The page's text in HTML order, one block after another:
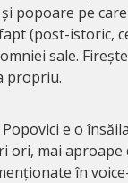
popoare pe
(post-istoric,
sale.
propriu.
e o
mai aproape
în